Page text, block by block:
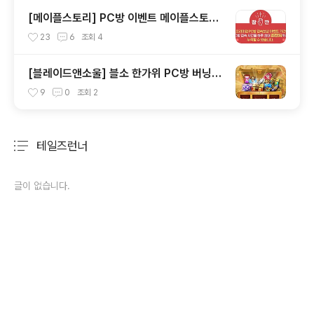
[메이플스토리] PC방 이벤트 메이플스토리
프리미엄PC방 지피조이 하이런처 원격피시
23 6 조회 4
[블레이드앤소울] 블소 한가위 PC방 버닝이
벤트 안내입니다. 원격피시방 지피방 집피방
9 0 조회 2
테일즈런너
글이 없습니다.